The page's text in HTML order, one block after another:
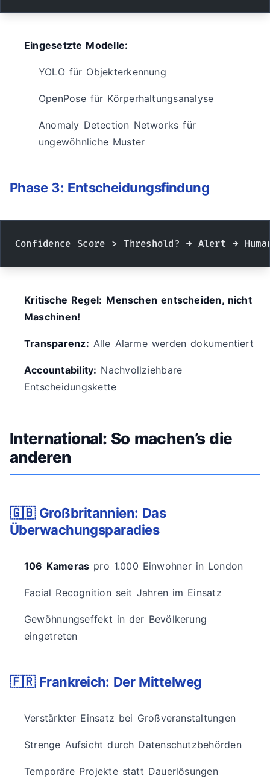
Eingesetzte Modelle:
YOLO für Objekterkennung
OpenPose für Körperhaltungsanalyse
Anomaly Detection Networks für
ungewöhnliche Muster
Phase 3: Entscheidungsfindung
Confidence Score > Threshold? → Alert →
Kritische Regel: Menschen entscheiden, nicht
Maschinen!
Transparenz: Alle Alarme werden dokumentiert
Accountability: Nachvollziehbare
Entscheidungskette
International: So machen’s die
anderen
🇬🇧 Großbritannien: Das
Überwachungsparadies
106 Kameras pro 1.000 Einwohner in London
Facial Recognition seit Jahren im Einsatz
Gewöhnungseffekt in der Bevölkerung
eingetreten
🇫🇷 Frankreich: Der Mittelweg
Verstärkter Einsatz bei Großveranstaltungen
Strenge Aufsicht durch Datenschutzbehörden
Temporäre Projekte statt Dauerlösungen